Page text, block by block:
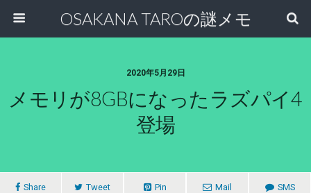
OSAKANA TAROの謎メモ
2020年5月29日
メモリが8GBになったラズパイ4
登場
Share Tweet Pin Mail SMS